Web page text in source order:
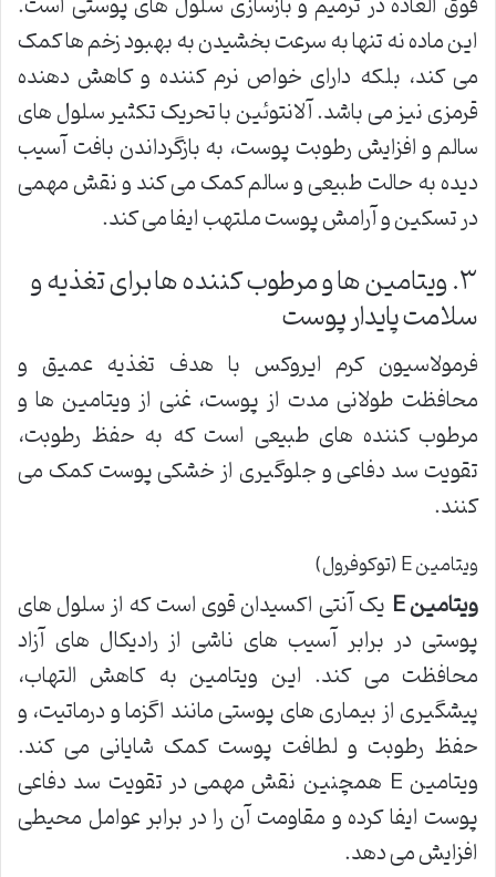
این ماده نه تنها به سرعت بخشیدن به بهبود زخم ها کمک
می کند، بلکه دارای خواص نرم کننده و کاهش دهنده
قرمزی نیز می باشد. آلانتوئین با تحریک تکثیر سلول های
سالم و افزایش رطوبت پوست، به بازگرداندن بافت آسیب
دیده به حالت طبیعی و سالم کمک می کند و نقش مهمی
در تسکین و آرامش پوست ملتهب ایفا می کند.
۳. ویتامین ها و مرطوب کننده ها برای تغذیه و
سلامت پایدار پوست
فرمولاسیون کرم ایروکس با هدف تغذیه عمیق و
محافظت طولانی مدت از پوست، غنی از ویتامین ها و
مرطوب کننده های طبیعی است که به حفظ رطوبت،
تقویت سد دفاعی و جلوگیری از خشکی پوست کمک می
کنند.
ویتامین E (توکوفرول)
ویتامین E یک آنتی اکسیدان قوی است که از سلول های
پوستی در برابر آسیب های ناشی از رادیکال های آزاد
محافظت می کند. این ویتامین به کاهش التهاب،
پیشگیری از بیماری های پوستی مانند اگزما و درماتیت، و
حفظ رطوبت و لطافت پوست کمک شایانی می کند.
ویتامین E همچنین نقش مهمی در تقویت سد دفاعی
پوست ایفا کرده و مقاومت آن را در برابر عوامل محیطی
افزایش می دهد.